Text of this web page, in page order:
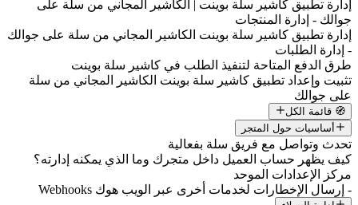
إدارة تطبيق كاشير سلة بوينت | الكاشير المجاني من سلة على
جوالك - إدارة المنتجات
إدارة تطبيق كاشير سلة بوينت الكاشير المجاني من سلة على جوالك
- إدارة الطلبات
طرق الدفع المتاحة لتنفيذ الطلب في كاشير سلة بوينت
تثبيت وإعداد تطبيق كاشير سلة بوينت الكاشير المجاني من سلة
على جوالك
🧭 قائمة الكل
أساسيات حول المتجر
تحدث وتواصل مع فريق سلة بفعالية
كيف يظهر حساب العميل داخل متجرك وما الذي يمكنه إدارته؟
مركز الإعدادات الموحد
- إرسال الإخطارات لخدمات أخرى عبر الويب هوك Webhooks